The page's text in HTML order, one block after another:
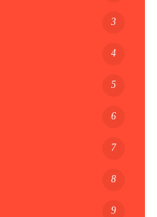
3
4
5
6
7
8
9